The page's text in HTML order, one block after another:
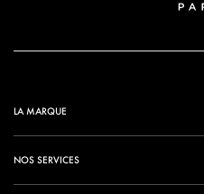
LA MARQUE
NOS SERVICES